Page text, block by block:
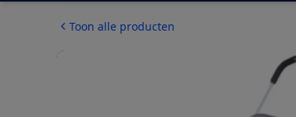
Toon alle producten